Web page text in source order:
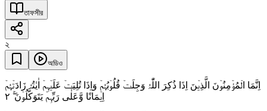
তাফসীর
২
অডিও
اِنَّمَا الۡمُؤۡمِنُوۡنَ الَّذِیۡنَ اِذَا ذُکِرَ اللّٰہُ وَجِلَتۡ قُلُوۡبُہُمۡ وَاِذَا تُلِیَتۡ عَلَیۡہِمۡ اٰیٰتُہٗ زَادَتۡہُمۡ
اِیۡمَانًا وَّعَلٰی رَبِّہِمۡ یَتَوَکَّلُوۡنَ ۚۖ ٢